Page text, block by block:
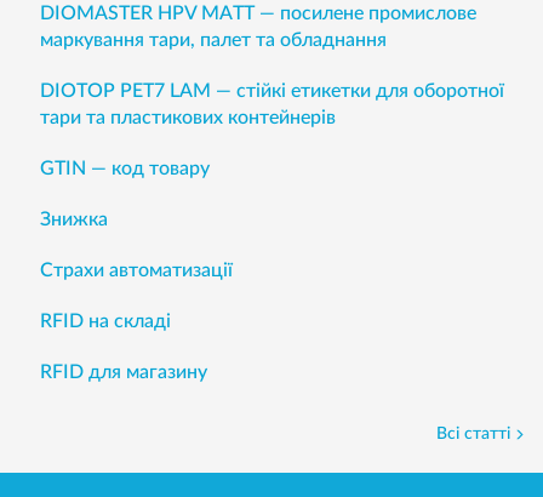
DIOMASTER HPV MATT — посилене промислове
маркування тари, палет та обладнання
DIOTOP PET7 LAM — стійкі етикетки для оборотної
тари та пластикових контейнерів
GTIN — код товару
Знижка
Страхи автоматизації
RFID на складі
RFID для магазину
Всі статті